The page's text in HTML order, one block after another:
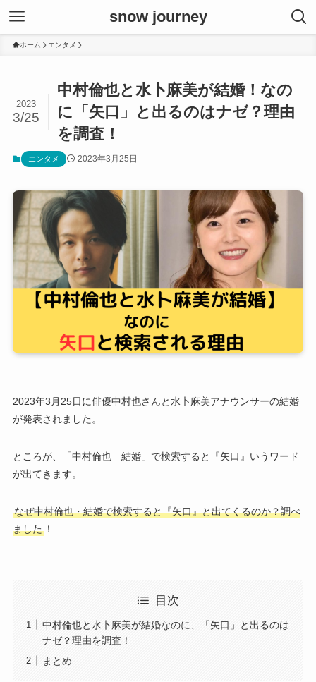
snow journey
ホーム エンタメ
中村倫也と水卜麻美が結婚！なの
に「矢口」と出るのはナゼ？理由
を調査！
2023
3/25
エンタメ 2023年3月25日
2023年3月25日に俳優中村也さんと水卜麻美アナウンサーの結婚
が発表されました。
ところが、「中村倫也 結婚」で検索すると『矢口』いうワード
が出てきます。
なぜ中村倫也・結婚で検索すると『矢口』と出てくるのか？調べ
ました！
目次
中村倫也と水卜麻美が結婚なのに、「矢口」と出るのは
ナゼ？理由を調査！
まとめ